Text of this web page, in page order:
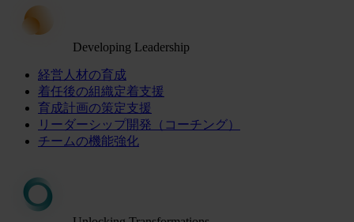
Developing Leadership
経営人材の育成
着任後の組織定着支援
育成計画の策定支援
リーダーシップ開発（コーチング）
チームの機能強化